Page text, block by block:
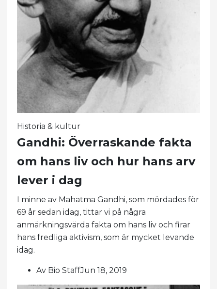
Historia & kultur
Gandhi: Överraskande fakta
om hans liv och hur hans arv
lever i dag
I minne av Mahatma Gandhi, som mördades för
69 år sedan idag, tittar vi på några
anmärkningsvärda fakta om hans liv och firar
hans fredliga aktivism, som är mycket levande
idag.
Av Bio StaffJun 18, 2019